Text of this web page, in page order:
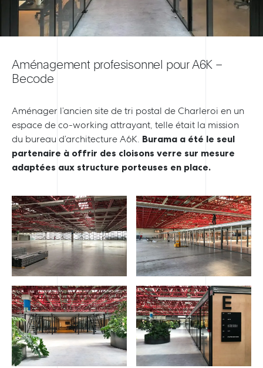
Aménagement profesisonnel pour A6K –
Becode
Aménager l’ancien site de tri postal de Charleroi en un
espace de co-working attrayant, telle était la mission
du bureau d’architecture A6K. Burama a été le seul
partenaire à offrir des cloisons verre sur mesure
adaptées aux structure porteuses en place.